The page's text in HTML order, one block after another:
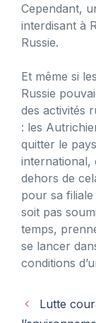
Cependant,
interdisant à
Russie.
Et même si
Russie
des activités
: les
quitter le
international,
dehors de
pour sa
soit pas
temps,
se lancer
conditions
Lutte